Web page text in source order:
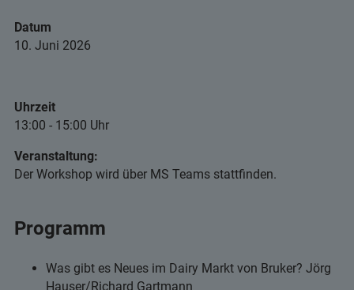
Datum
10. Juni 2026
Uhrzeit
13:00 - 15:00 Uhr
Veranstaltung:
Der Workshop wird über MS Teams stattfinden.
Programm
Was gibt es Neues im Dairy Markt von Bruker? Jörg
Hauser/Richard Gartmann